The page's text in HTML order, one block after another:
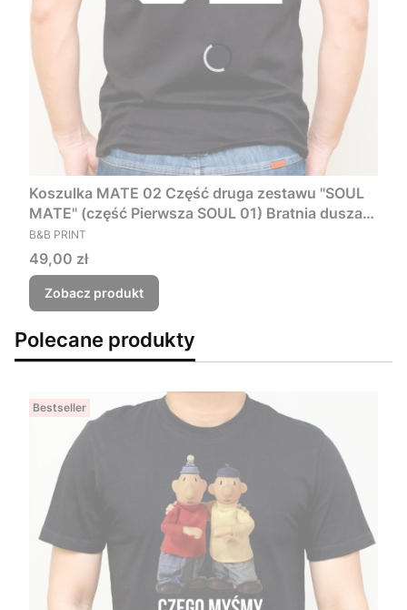
Koszulka MATE 02 Część druga zestawu "SOUL
MATE" (część Pierwsza SOUL 01) Bratnia dusza
Prezent na walentynki dla Par
PRODUCENT
B&B PRINT
Cena
49,00 zł
Zobacz produkt
Polecane produkty
Bestseller